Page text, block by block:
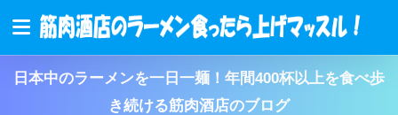
日本中のラーメンを一日一麺！年間400杯以上を食べ歩
き続ける筋肉酒店のブログ